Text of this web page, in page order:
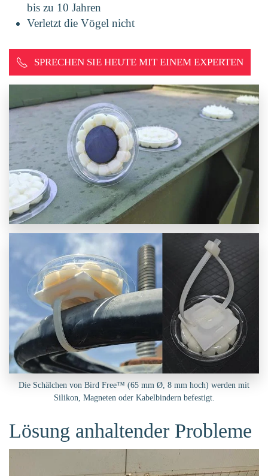
bis zu 10 Jahren
Verletzt die Vögel nicht
SPRECHEN SIE HEUTE MIT EINEM EXPERTEN
Die Schälchen von Bird Free™ (65 mm Ø, 8 mm hoch) werden mit
Silikon, Magneten oder Kabelbindern befestigt.
Lösung anhaltender Probleme